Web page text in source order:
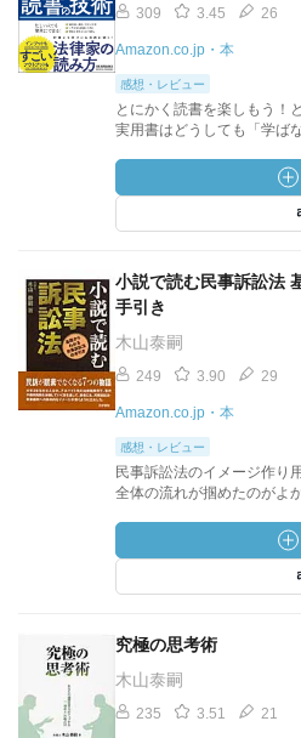
309 3.45 26
Amazon.co.jp・本
感想・レビュー
とにかく読書を楽しもう！
実用書はどうしても「学ば
小説で読む民事訴訟法
手引き
木山泰嗣
249 3.90 29
Amazon.co.jp・本
感想・レビュー
民事訴訟法のイメージ作り
全体の流れが掴めたのがよ
究極の思考術
木山泰嗣
235 3.51 21